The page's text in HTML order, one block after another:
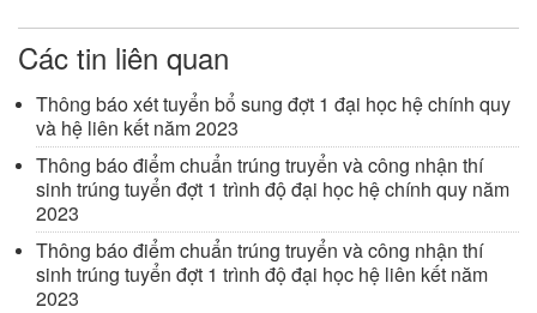
Các tin liên quan
Thông báo xét tuyển bổ sung đợt 1 đại học hệ chính quy
và hệ liên kết năm 2023
Thông báo điểm chuẩn trúng truyển và công nhận thí
sinh trúng tuyển đợt 1 trình độ đại học hệ chính quy năm
2023
Thông báo điểm chuẩn trúng truyển và công nhận thí
sinh trúng tuyển đợt 1 trình độ đại học hệ liên kết năm
2023